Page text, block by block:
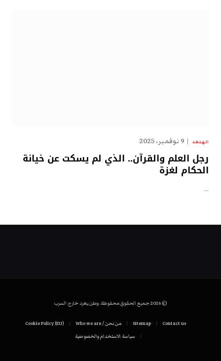
الهدهد 9 نوفمبر، 2025
رجل العلم والقرآن.. الذي لم يسكت عن خيانة
الحكام لغزة
…
© 2026 جميع الحقوق محفوظة. وطن يغرد خارج السرب
Contact us
Sitemap من نحن / Who we are
Cookie Policy (EU)
سياسة الاستخدام والخصوصية